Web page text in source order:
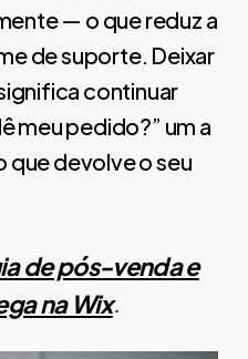
— o que reduz a
de suporte. Deixar
continuar
meu pedido?” um a
que devolve o seu
de pós-venda e
na Wix.